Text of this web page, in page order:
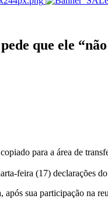
que ele
para a área de
feira (17) declarações
sua participação na